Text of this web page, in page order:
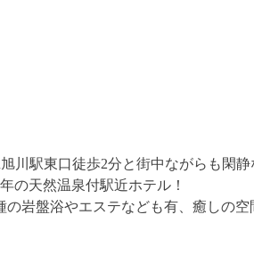
川駅東口徒歩2分と街中ながらも閑
の天然温泉付駅近ホテル！
岩盤浴やエステなども有、癒しの